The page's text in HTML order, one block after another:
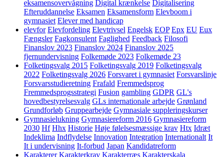
eksamensovervågning Digital krænkelse Digitalisering
Efteruddannelse Eksamen Eksamensform Elevboom i
gymnasiet Elever med handicap
elevfor Elevfordeling Elevtrivsel Engelsk EOP Epx EU Eux
Fængsler Fagkonsulent Faglighed Feedback Filosofi
Finanslov 2023 Finanslov 2024 Finanslov 2025
fjernundervisning Folkemøde 2023 Folkemøde 23
Folketingsvalg 2015 Folketingsvalg 2019 Folketingsvalg
2022 Folketingsvalg 2026 Forsvaret i gymnasiet Forsvarslinje
Forsvarsstudieretning Frafald Fremmedsprog
Fremmedsprogsstrategi Fusion gambling GDPR GL's
hovedbestyrelsesvalg GLs internationale arbejde Grønland
Grundforløb Gruppearbejde Gymnasiale suppleringskurser
Gymnasielukning Gymnasiereform 2016 Gymnasiereform
2030 Hf Hhx Historie Høje følelsesmæssige krav Htx Idræt
Indeklima Indflydelse Innovation Integration Internationalt It
It i undervisning It-forbud Japan Kandidatreform
Karakterer Karakterkrav Karakterræs Karakterskala